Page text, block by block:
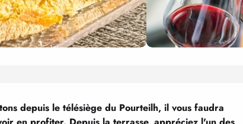
depuis le télésiège du Pourteilh, il vous faudra